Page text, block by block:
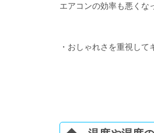
エアコンの効率も悪くな
・おしゃれさを重視し